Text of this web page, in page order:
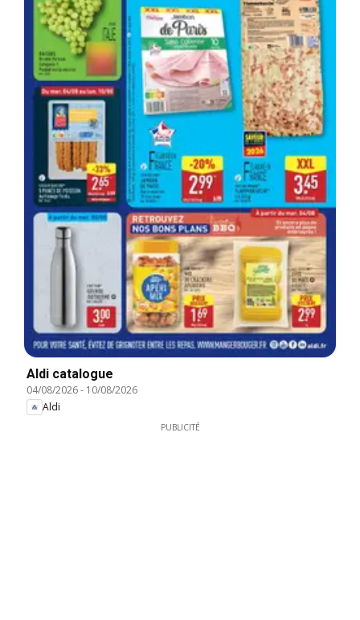
Aldi catalogue
04/08/2026- 10/08/2026
Aldi
PUBLICITÉ